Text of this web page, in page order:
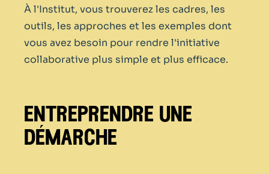
À l'Institut, vous trouverez les cadres, les
outils, les approches et les exemples dont
vous avez besoin pour rendre l'initiative
collaborative plus simple et plus efficace.
entreprendre une
démarche